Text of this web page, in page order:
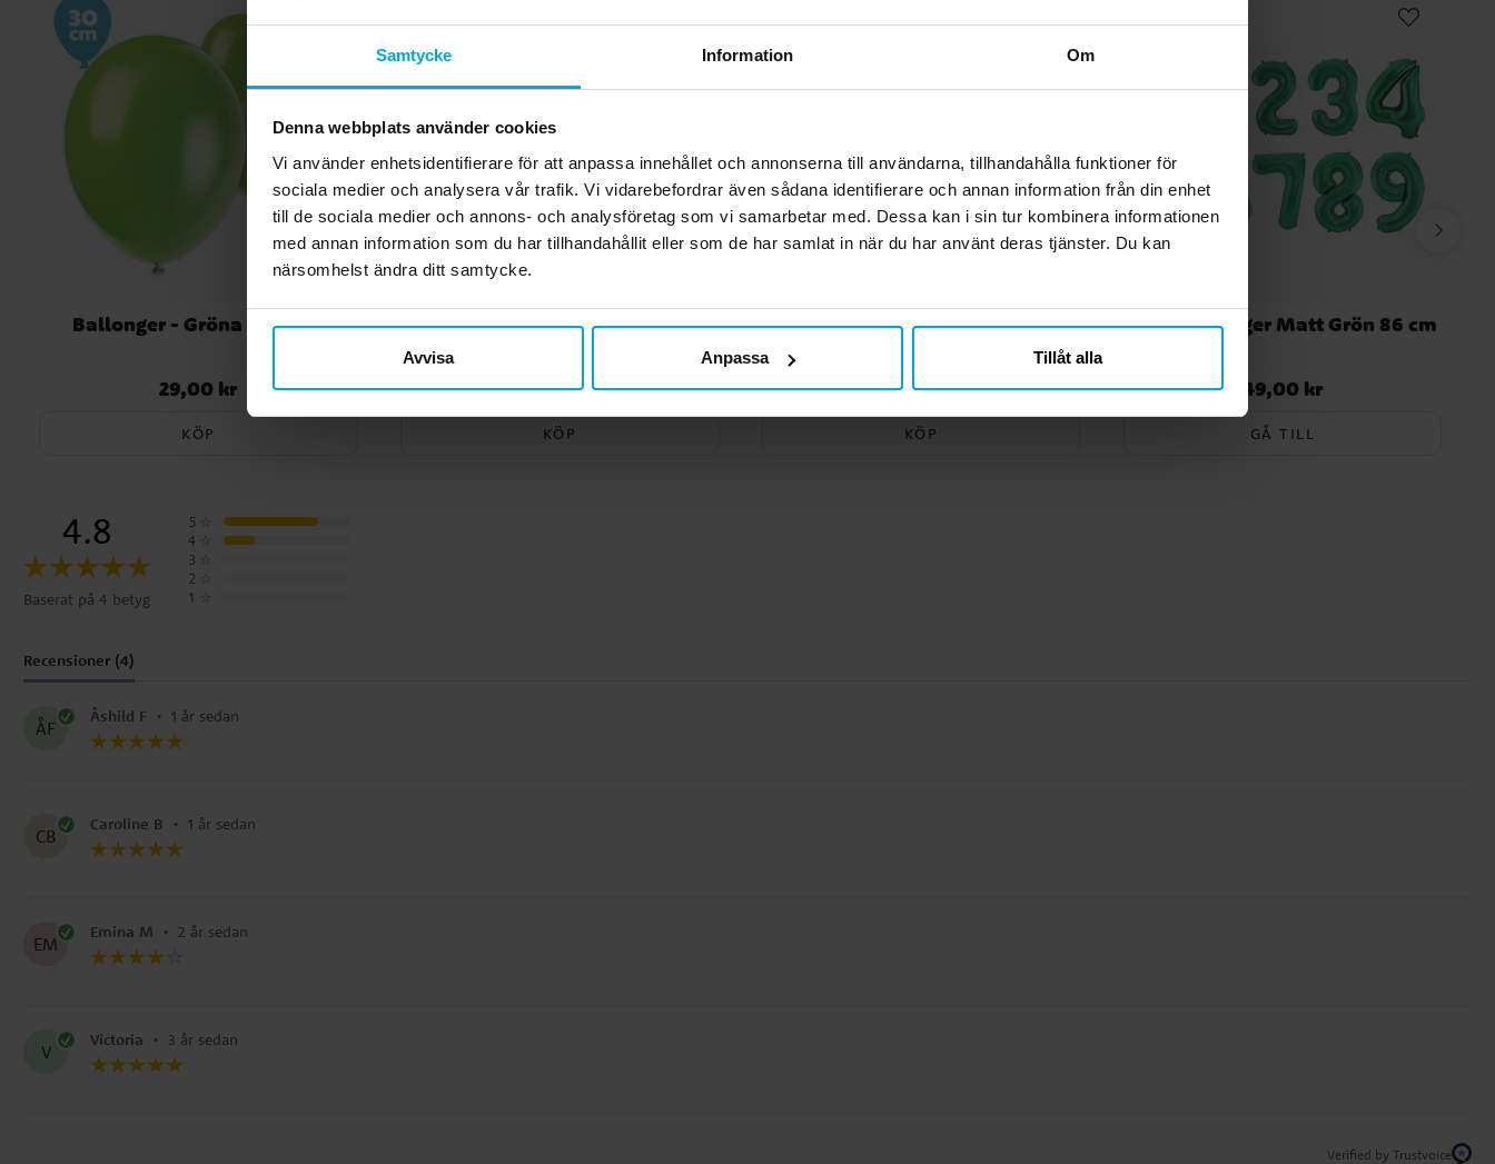
Samtycke Information Om
Denna webbplats använder cookies
Vi använder enhetsidentifierare för att anpassa innehållet och annonserna till användarna, tillhandahålla funktioner för
sociala medier och analysera vår trafik. Vi vidarebefordrar även sådana identifierare och annan information från din enhet
till de sociala medier och annons- och analysföretag som vi samarbetar med. Dessa kan i sin tur kombinera informationen
med annan information som du har tillhandahållit eller som de har samlat in när du har använt deras tjänster. Du kan
närsomhelst ändra ditt samtycke.
Avvisa Anpassa Tillåt alla
Ballonger - Gröna 10-pack
Pris: 29,00 kr
29,00 kr
KÖP
Serpentiner - Gröna
Pris:19,00 kr
19,00 kr
KÖP
Minecraft - Servetter 20-pack
Pris: 39,00 kr
39,00 kr
KÖP
Sifferballonger Matt Grön 86 cm
Pris: 49,00 kr
49,00 kr
GÅ TILL
4.8
Baserat på 4 betyg
5
4
3
2
1
Recensioner (4)
ÅF
Åshild F • 1 år sedan
CB
Caroline B • 1 år sedan
EM
Emina M • 2 år sedan
V
Victoria • 3 år sedan
Verified by Trustvoice